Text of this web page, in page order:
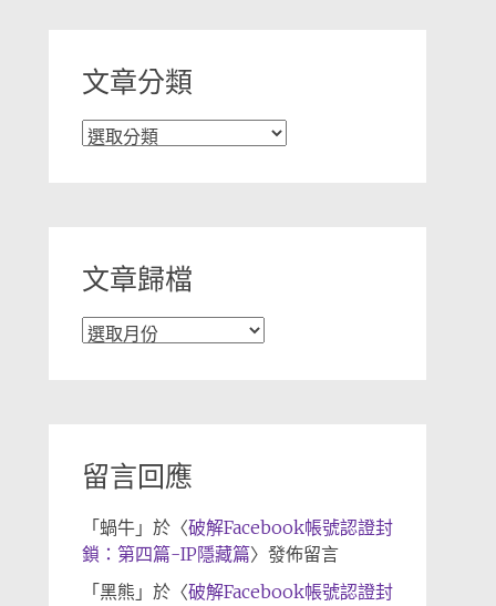
文章分類
文
文章歸檔
文
留言回應
「 蝸牛」於〈破解Facebook帳號認證封
鎖：第四篇-IP隱藏篇〉發佈留言
「 黑熊 」於〈破解Facebook帳號認證封